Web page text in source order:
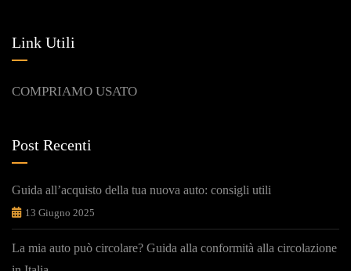
Link Utili
COMPRIAMO USATO
Post Recenti
Guida all’acquisto della tua nuova auto: consigli utili
13 Giugno 2025
La mia auto può circolare? Guida alla conformità alla circolazione